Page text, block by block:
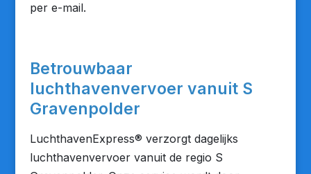
per e-mail.
Betrouwbaar
luchthavenvervoer vanuit S
Gravenpolder
LuchthavenExpress® verzorgt dagelijks
luchthavenvervoer vanuit de regio S